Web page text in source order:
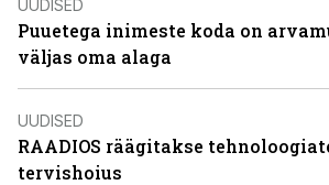
UUDISED
Puuetega inimeste koda on
väljas oma alaga
UUDISED
RAADIOS räägitakse
tervishoius